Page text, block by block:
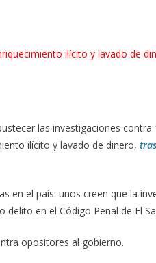
ilícito y lavado de
las investigaciones
ilícito y lavado de dinero,
en el país: unos creen que la
en el Código Penal de El
opositores al gobierno.